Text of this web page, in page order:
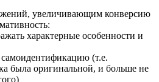
увеличивающим конверсию
характерные особенности и
(т.е.
была оригинальной, и больше не